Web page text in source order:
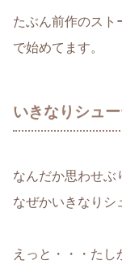
たぶん前作のスト
で始めてます。
いきなりシュ
なんだか思わせぶ
なぜかいきなりシ
えっと・・・た